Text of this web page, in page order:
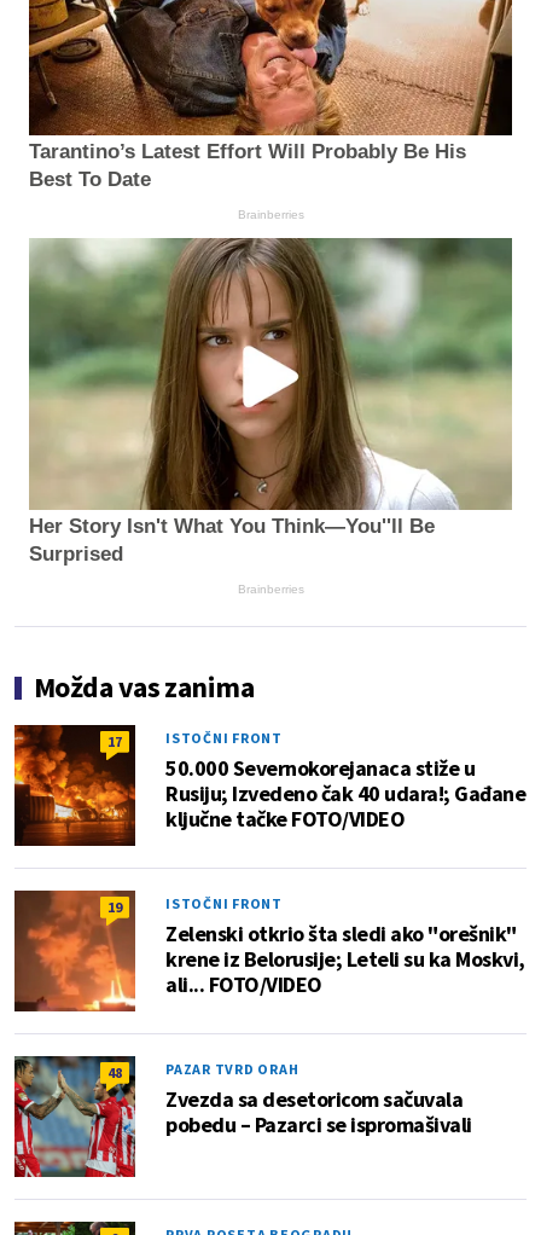
Tarantino’s Latest Effort Will Probably Be His
Best To Date
Brainberries
Her Story Isn't What You Think—You''ll Be
Surprised
Brainberries
Možda vas zanima
17 ISTOČNI FRONT
50.000 Severnokorejanaca stiže u
Rusiju; Izvedeno čak 40 udara!; Gađane
ključne tačke FOTO/VIDEO
19 ISTOČNI FRONT
Zelenski otkrio šta sledi ako "orešnik"
krene iz Belorusije; Leteli su ka Moskvi,
ali... FOTO/VIDEO
48 PAZAR TVRD ORAH
Zvezda sa desetoricom sačuvala
pobedu – Pazarci se ispromašivali